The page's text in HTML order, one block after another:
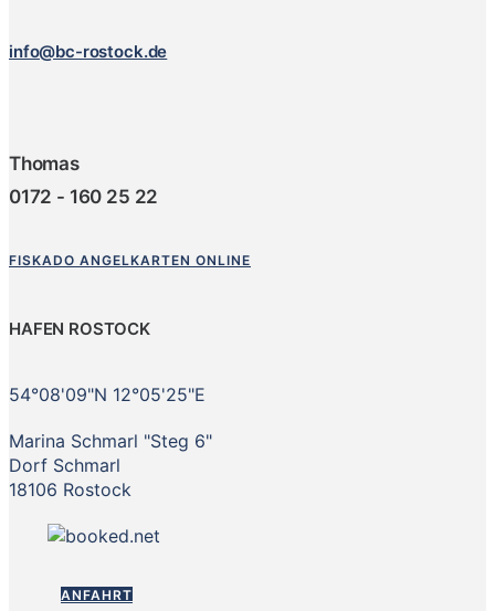
info@bc-rostock.de
Thomas
0172 - 160 25 22
FISKADO ANGELKARTEN ONLINE
HAFEN ROSTOCK
54°08'09"N 12°05'25"E
Marina Schmarl "Steg 6"
Dorf Schmarl
18106 Rostock
ANFAHRT